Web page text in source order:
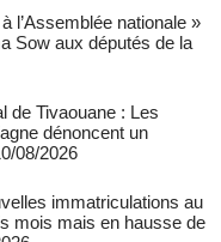
l’Assemblée nationale »
Sow aux députés de la
de Tivaouane : Les
dénoncent un
08/2026
immatriculations au
mois mais en hausse de